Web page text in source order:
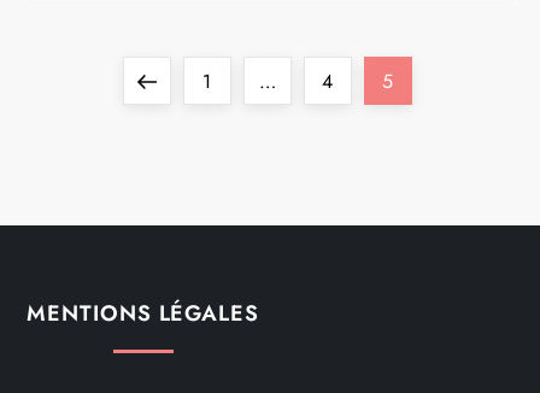
s
PreviousPage
1 … Page
4 Page
5
MENTIONS LÉGALES